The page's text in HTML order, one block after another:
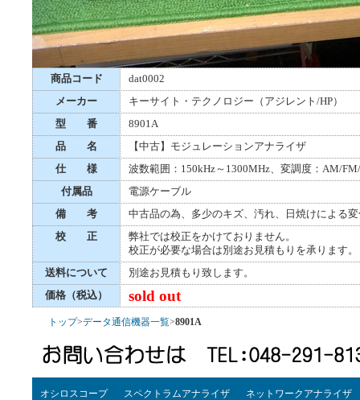
商品コード
dat0002
メーカー
キーサイト・テクノロジー（アジレント/HP）
型 番
8901A
品 名
【中古】モジュレーションアナライザ
仕 様
波数範囲：150kHz～1300MHz、変調度：AM/
付属品
電源ケーブル
備 考
中古品の為、多少のキズ、汚れ、日焼けによる
校 正
弊社では校正をかけておりません。
校正が必要な場合は別途お見積もりを承ります。
送料について
別途お見積もり致します。
価格（税込）
sold out
トップ>データ通信機器一覧>8901A
オシロスコープ スペクトラムアナライザ
ネットワークアナライザ